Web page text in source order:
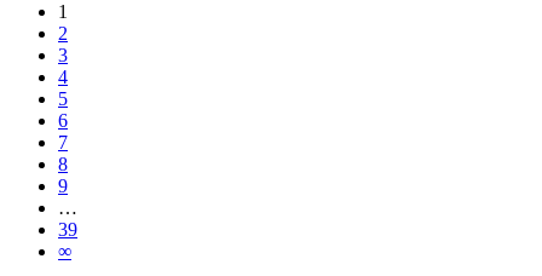
1
2
3
4
5
6
7
8
9
…
39
∞